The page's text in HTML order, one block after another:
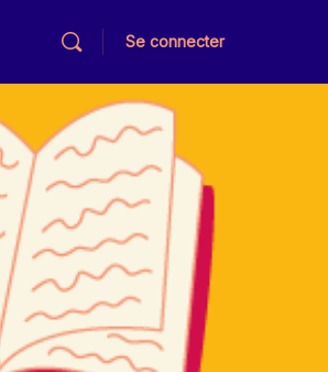
Se connecter